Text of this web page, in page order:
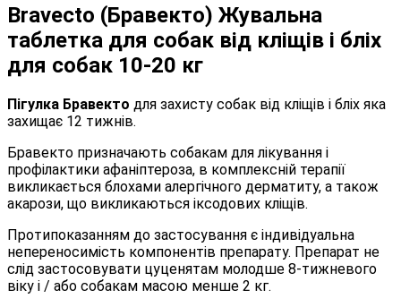
Bravecto (Бравекто) Жувальна
таблетка для собак від кліщів і бліх
для собак 10-20 кг
Пігулка Бравекто для захисту собак від кліщів і бліх яка
захищає 12 тижнів.
Бравекто призначають собакам для лікування і
профілактики афаніптероза, в комплексній терапії
викликається блохами алергічного дерматиту, а також
акарози, що викликаються іксодових кліщів.
Протипоказанням до застосування є індивідуальна
непереносимість компонентів препарату. Препарат не
слід застосовувати цуценятам молодше 8-тижневого
віку і / або собакам масою менше 2 кг.